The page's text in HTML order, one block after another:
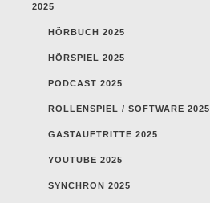
2025
HÖRBUCH 2025
HÖRSPIEL 2025
PODCAST 2025
ROLLENSPIEL / SOFTWARE 2025
GASTAUFTRITTE 2025
YOUTUBE 2025
SYNCHRON 2025